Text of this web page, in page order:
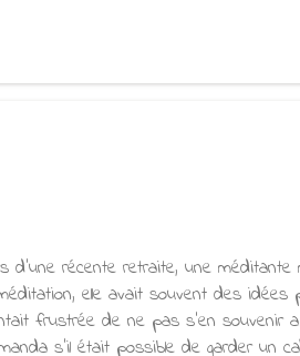
organisation qui cause du tort à soi-
****, qu'il ait raison ou tort », ou y
d'une récente retraite, une
elle avait souvent des
frustrée de ne pas s'en souvenir
s'il était possible de garder un